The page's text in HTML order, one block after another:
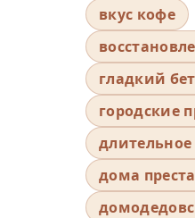
вкус кофе
гладкий
городские
дома